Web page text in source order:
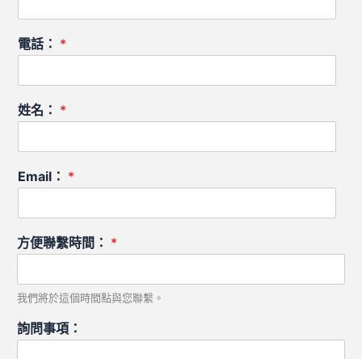
電話： *
姓名： *
Email： *
方便聯繫時間： *
我們將於這個時間點與您聯繫。
詢問事項：